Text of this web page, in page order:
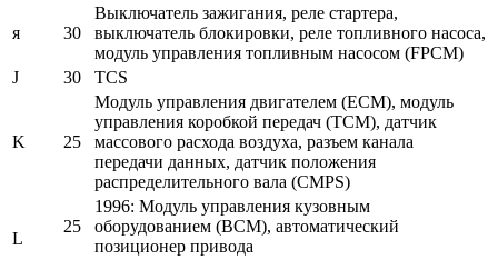
я 30
Выключатель зажигания, реле стартера,
выключатель блокировки, реле топливного насоса,
модуль управления топливным насосом (FPCM)
J
30 TCS
K 25
Модуль управления двигателем (ECM), модуль
управления коробкой передач (TCM), датчик
массового расхода воздуха, разъем канала
передачи данных, датчик положения
распределительного вала (CMPS)
L
25
1996: Модуль управления кузовным
оборудованием (BCM), автоматический
позиционер привода